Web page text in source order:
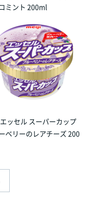
ミント 200ml
ッセル スーパーカップ
ベリーのレアチーズ 200